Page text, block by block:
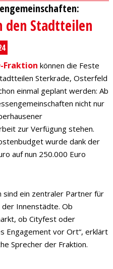
den Stadtteilen
Fraktion können die Feste
Sterkrade, Osterfeld
einmal geplant werden: Ab
nicht nur
zur Verfügung stehen.
wurde dank der
auf nun 250.000 Euro
sind ein zentraler Partner für
der Innenstädte. Ob
ob Cityfest oder
Engagement vor Ort“, erklärt
Sprecher der Fraktion.